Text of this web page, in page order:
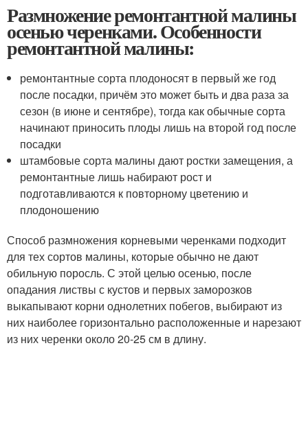
Размножение ремонтантной малины
осенью черенками. Особенности
ремонтантной малины:
ремонтантные сорта плодоносят в первый же год
после посадки, причём это может быть и два раза за
сезон (в июне и сентябре), тогда как обычные сорта
начинают приносить плоды лишь на второй год после
посадки
штамбовые сорта малины дают ростки замещения, а
ремонтантные лишь набирают рост и
подготавливаются к повторному цветению и
плодоношению
Способ размножения корневыми черенками подходит
для тех сортов малины, которые обычно не дают
обильную поросль. С этой целью осенью, после
опадания листвы с кустов и первых заморозков
выкапывают корни однолетних побегов, выбирают из
них наиболее горизонтально расположенные и нарезают
из них черенки около 20-25 см в длину.